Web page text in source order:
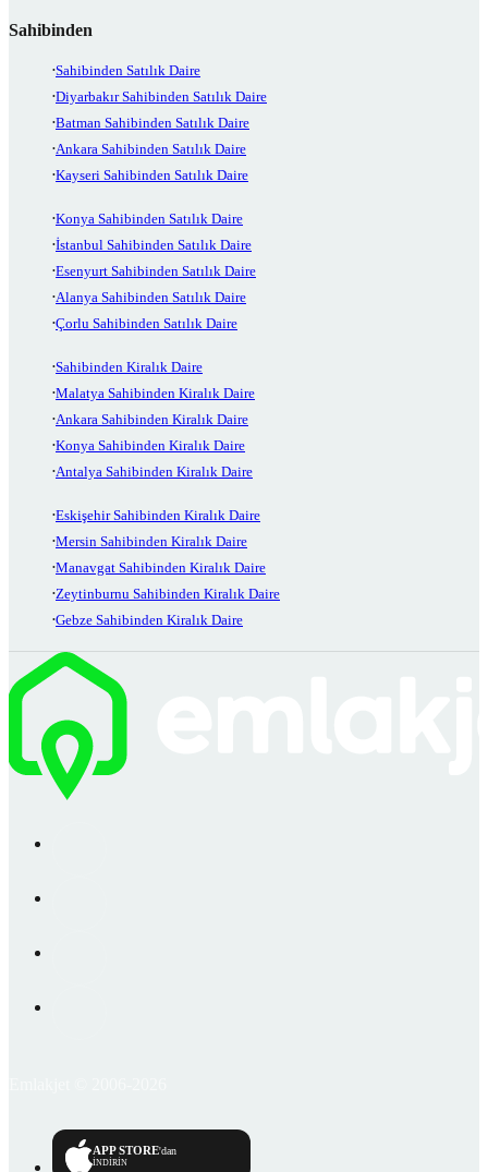
Sahibinden
Sahibinden Satılık Daire
Diyarbakır Sahibinden Satılık Daire
Batman Sahibinden Satılık Daire
Ankara Sahibinden Satılık Daire
Kayseri Sahibinden Satılık Daire
Konya Sahibinden Satılık Daire
İstanbul Sahibinden Satılık Daire
Esenyurt Sahibinden Satılık Daire
Alanya Sahibinden Satılık Daire
Çorlu Sahibinden Satılık Daire
Sahibinden Kiralık Daire
Malatya Sahibinden Kiralık Daire
Ankara Sahibinden Kiralık Daire
Konya Sahibinden Kiralık Daire
Antalya Sahibinden Kiralık Daire
Eskişehir Sahibinden Kiralık Daire
Mersin Sahibinden Kiralık Daire
Manavgat Sahibinden Kiralık Daire
Zeytinburnu Sahibinden Kiralık Daire
Gebze Sahibinden Kiralık Daire
APP STORE'dan
İNDİRİN